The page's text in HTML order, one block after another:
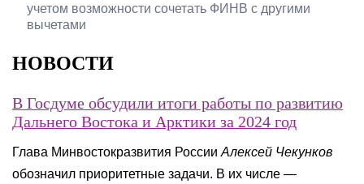
учетом возможности сочетать ФИНВ с другими
вычетами
НОВОСТИ
В Госдуме обсудили итоги работы по развитию
Дальнего Востока и Арктики за 2024 год
Глава Минвостокразвития России Алексей Чекунков
обозначил приоритетные задачи. В их числе —